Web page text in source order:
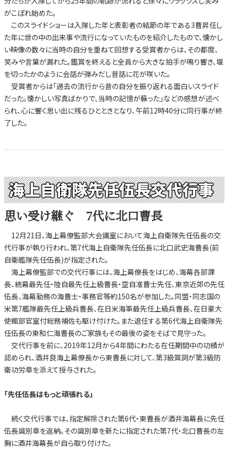
がこぼれ始めた。
このスライドショーは入隊した年と表彰者の結節の年である3曹昇任し
た年に世の中の出来事や流行になっていたものを紹介したもので、懐かし
い映像の数々に当時の自分を重ねて回想する受賞者からは、その都度、
笑みや言葉が漏れた。鑑賞を終えると全員から大きな拍手が鳴り響き、堰
を切ったかのように会話が弾みだし昔話に花が咲いた。
受賞者からは「過去の流行から昔の自分を振り返れる面白いスライド
だった。懐かしい写真ばかりで、当時の記憶が蘇った」などの感想が述べ
られ、心に響く思い出に残るひとときとなり、午前12時40分に同行事が終
了した。
海上自衛隊先任伍長交代行事
思い受け継ぐ 7代に北口曹長
12月21日、海上幕僚監部大会議室において海上自衛隊先任伍長の交
代行事が執り行われ、第7代海上自衛隊先任伍長に北口武史海曹長(前
自衛艦隊先任伍長)が指定された。
海上幕僚監部での交代行事には、海上幕僚長をはじめ、海幕各部課
長、統幕最先任・陸自最先任上級曹長・空自准曹士先任、東京近郊の先任
伍長、海幕勤務の海曹士・事務官等約150名が参加した。同盟・同志国の
米第7艦隊最先任上級兵曹長、在日米海軍最先任上級兵曹長、在日豪大
使館部官室付総務補佐も駆け付けた。また退任する第6代海上自衛隊先
任伍長の東和仁海曹長のご家族もその最後の姿をそばで見守った。
交代行事を前に、2019年12月から4年間にわたる在任期間中の功績が
認められ、酒井良海上幕僚長から東曹長に対して、第3級賞詞が第3級防
衛功労章を添えて授与された。
「先任伍長はもっと頑張れる」
続く交代行事では、指定解除された第6代・東曹長が酒井海幕長に先任
伍長識別章を返納。その識別章を新たに指定された第7代・北口曹長の左
胸に酒井海幕長が自ら取り付けた。